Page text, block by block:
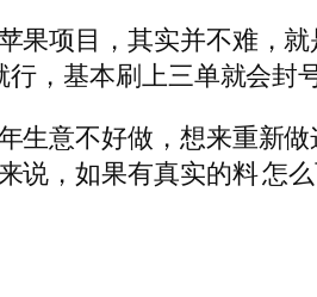
果项目，其实并不难，
，基本刷上三单就会封
生意不好做，想来重新
说，如果有真实的料 怎